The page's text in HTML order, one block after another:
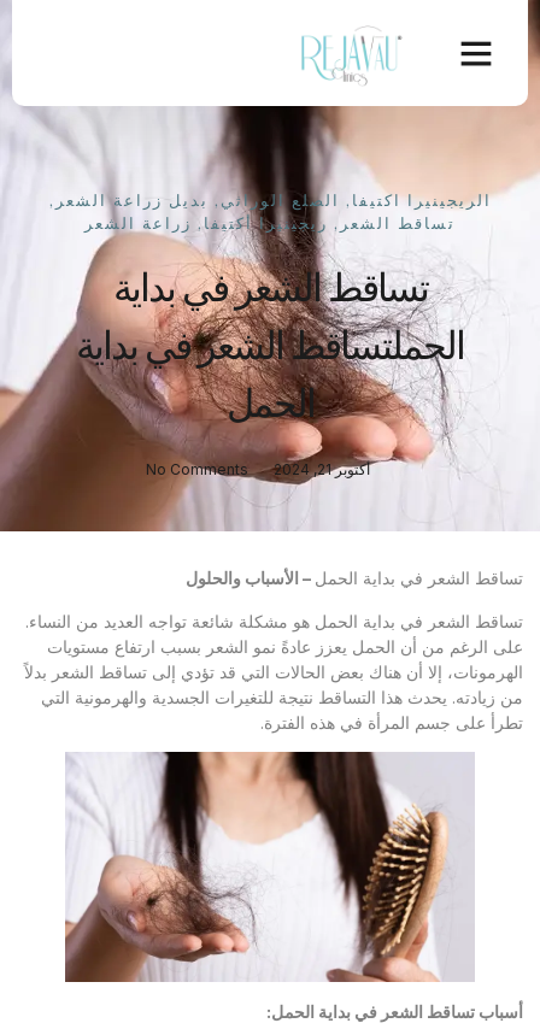
الريجينيرا اكتيفا , الصلع الوراثي , بديل زراعة الشعر ,
تساقط الشعر , ريجينيرا أكتيفا, زراعة الشعر
تساقط الشعر في بداية
الحملتساقط الشعر في بداية
الحمل
أكتوبر 21, 2024 No Comments
تساقط الشعر في بداية الحمل – الأسباب والحلول
تساقط الشعر في بداية الحمل هو مشكلة شائعة تواجه العديد من النساء.
على الرغم من أن الحمل يعزز عادةً نمو الشعر بسبب ارتفاع مستويات
الهرمونات، إلا أن هناك بعض الحالات التي قد تؤدي إلى تساقط الشعر بدلاً
من زيادته. يحدث هذا التساقط نتيجة للتغيرات الجسدية والهرمونية التي
تطرأ على جسم المرأة في هذه الفترة.
أسباب تساقط الشعر في بداية الحمل: